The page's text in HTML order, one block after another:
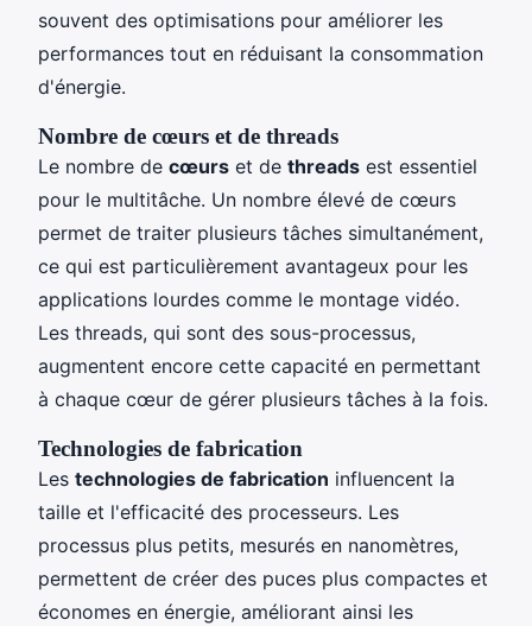
souvent des optimisations pour améliorer les
performances tout en réduisant la consommation
d'énergie.
Nombre de cœurs et de threads
Le nombre de cœurs et de threads est essentiel
pour le multitâche. Un nombre élevé de cœurs
permet de traiter plusieurs tâches simultanément,
ce qui est particulièrement avantageux pour les
applications lourdes comme le montage vidéo.
Les threads, qui sont des sous-processus,
augmentent encore cette capacité en permettant
à chaque cœur de gérer plusieurs tâches à la fois.
Technologies de fabrication
Les technologies de fabrication influencent la
taille et l'efficacité des processeurs. Les
processus plus petits, mesurés en nanomètres,
permettent de créer des puces plus compactes et
économes en énergie, améliorant ainsi les